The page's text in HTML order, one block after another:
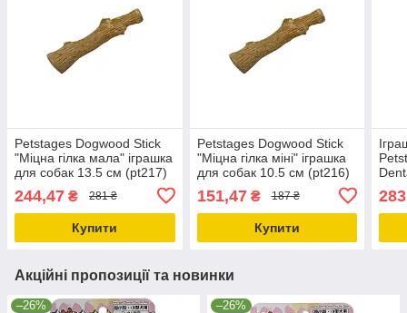
Petstages Dogwood Stick
"Міцна гілка мала" іграшка
для собак 13.5 см (pt217)
244,47 ₴ 281 ₴
Купити
Petstages Dogwood Stick
"Міцна гілка міні" іграшка
для собак 10.5 см (pt216)
151,47₴ 187 ₴
Купити
Акційні пропозиції та новинки
–26% –26%